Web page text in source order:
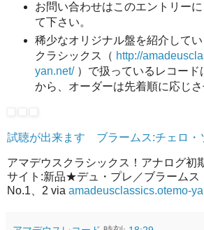
お問い合わせはこのエントリー
て下さい。
稀少なオリジナル盤を紹介して
クラシックス（ http://
yan.net/）で扱っているレコード
から、オーダーは先着順に応じさ
試聴が出来ます ブラームス:チェロ・
アマデウスクラシックス！アナログ初
サイト:新品★デュ・プレ／ブラームス
No.1、2 via amadeusclassics.otemo-